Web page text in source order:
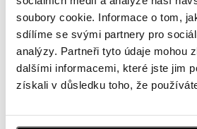
soubory cookie. Informace o tom,
sdílíme se svými partnery pro
analýzy. Partneři tyto údaje mohou
dalšími informacemi, které jste jim
získali v důsledku toho, že
Souhlasím s odběrem newsletteru